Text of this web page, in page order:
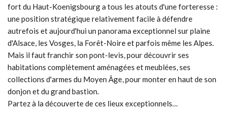
fort du Haut-Koenigsbourg a tous les atouts d'une forteresse :
une position stratégique relativement facile à défendre
autrefois et aujourd'hui un panorama exceptionnel sur plaine
d'Alsace, les Vosges, la Forêt-Noire et parfois même les Alpes.
Mais il faut franchir son pont-levis, pour découvrir ses
habitations complètement aménagées et meublées, ses
collections d'armes du Moyen Âge, pour monter en haut de son
donjon et du grand bastion.
Partez à la découverte de ces lieux exceptionnels…